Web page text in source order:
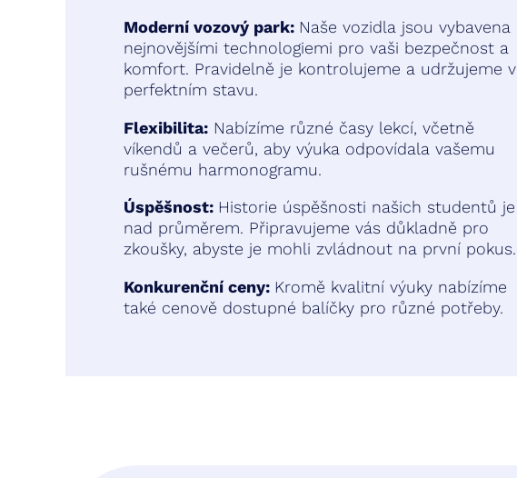
Moderní vozový park: Naše vozidla jsou vybavena
nejnovějšími technologiemi pro vaši bezpečnost a
komfort. Pravidelně je kontrolujeme a udržujeme v
perfektním stavu.
Flexibilita: Nabízíme různé časy lekcí, včetně
víkendů a večerů, aby výuka odpovídala vašemu
rušnému harmonogramu.
Úspěšnost: Historie úspěšnosti našich studentů je
nad průměrem. Připravujeme vás důkladně pro
zkoušky, abyste je mohli zvládnout na první pokus.
Konkurenční ceny: Kromě kvalitní výuky nabízíme
také cenově dostupné balíčky pro různé potřeby.